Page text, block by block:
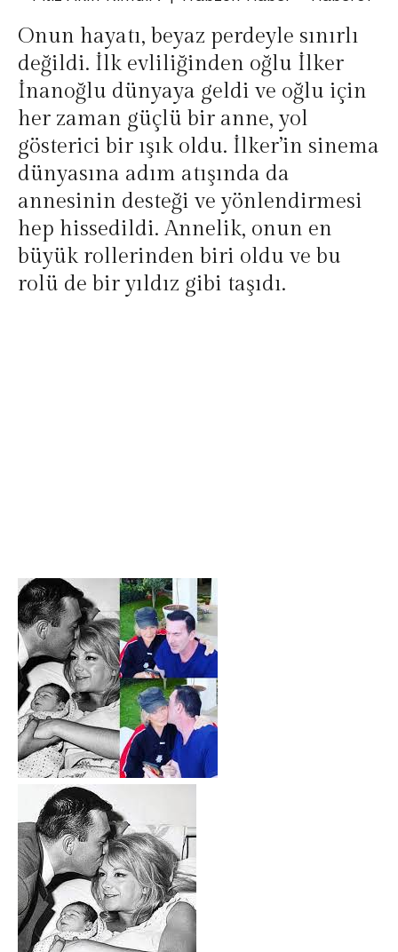
Onun hayatı, beyaz perdeyle sınırlı
değildi. İlk evliliğinden oğlu İlker
İnanoğlu dünyaya geldi ve oğlu için
her zaman güçlü bir anne, yol
gösterici bir ışık oldu. İlker’in sinema
dünyasına adım atışında da
annesinin desteği ve yönlendirmesi
hep hissedildi. Annelik, onun en
büyük rollerinden biri oldu ve bu
rolü de bir yıldız gibi taşıdı.